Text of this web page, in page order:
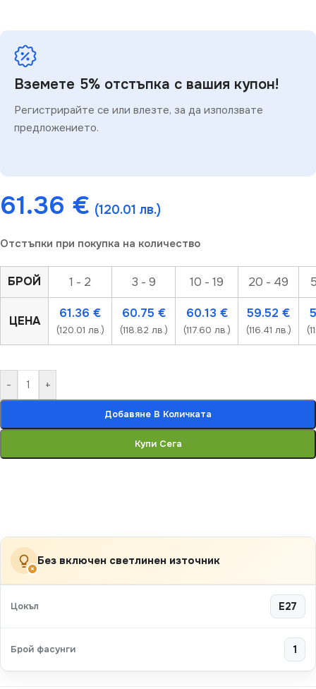
Вземете 5% отстъпка с вашия купон!
Регистрирайте се или влезте, за да използвате
предложението.
61.36 € (120.01 лв.)
Отстъпки при покупка на количество
БРОЙ 1 - 2 3 - 9 10 - 19 20 - 49
ЦЕНА
61.36 €
(120.01 лв.)
60.75 €
(118.82 лв.)
60.13 €
(117.60 лв.)
59.52 €
(116.41 лв.)
- +
Добавяне В Количката
Купи Сега
×
Без включен светлинен източник
Цокъл E27
Брой фасунги 1